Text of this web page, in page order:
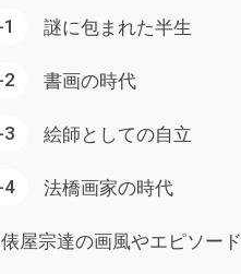
謎に包まれた半生
書画の時代
絵師としての自立
法橋画家の時代
俵屋宗達の画風やエピソード